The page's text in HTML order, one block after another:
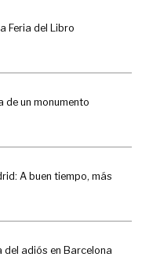
Feria del Libro
de un monumento
A buen tiempo, más
del adiós en Barcelona